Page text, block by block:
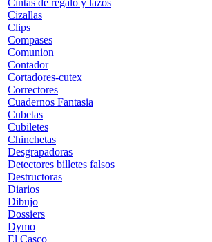
Cintas de regalo y lazos
Cizallas
Clips
Compases
Comunion
Contador
Cortadores-cutex
Correctores
Cuadernos Fantasia
Cubetas
Cubiletes
Chinchetas
Desgrapadoras
Detectores billetes falsos
Destructoras
Diarios
Dibujo
Dossiers
Dymo
El Casco